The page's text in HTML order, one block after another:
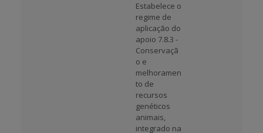
Estabelece o
regime de
aplicação do
apoio 7.8.3 -
Conservaçã
o e
melhoramen
to de
recursos
genéticos
animais,
integrado na